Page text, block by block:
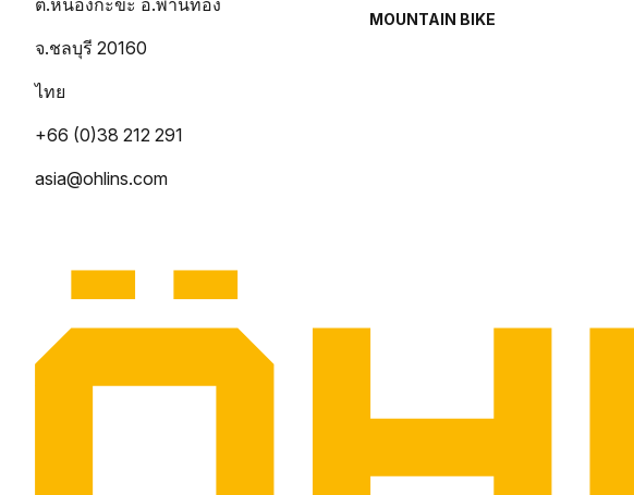
ต.หนองกะขะ อ.พานทอง
จ.ชลบุรี 20160
ไทย
+66 (0)38 212 291
asia@ohlins.com
MOUNTAIN BIKE